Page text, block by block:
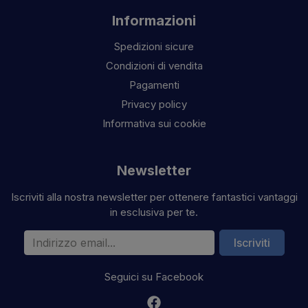
Informazioni
Spedizioni sicure
Condizioni di vendita
Pagamenti
Privacy policy
Informativa sui cookie
Newsletter
Iscriviti alla nostra newsletter per ottenere fantastici vantaggi
in esclusiva per te.
Indirizzo email Iscriviti
Seguici su Facebook